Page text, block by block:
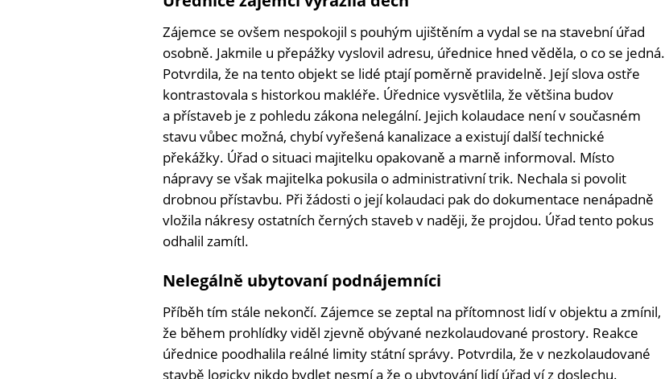
Zájemce se ovšem nespokojil s pouhým ujištěním a vydal se na stavební úřad
osobně. Jakmile u přepážky vyslovil adresu, úřednice hned věděla, o co se jedná.
Potvrdila, že na tento objekt se lidé ptají poměrně pravidelně. Její slova ostře
kontrastovala s historkou makléře. Úřednice vysvětlila, že většina budov
a přístaveb je z pohledu zákona nelegální. Jejich kolaudace není v současném
stavu vůbec možná, chybí vyřešená kanalizace a existují další technické
překážky. Úřad o situaci majitelku opakovaně a marně informoval. Místo
nápravy se však majitelka pokusila o administrativní trik. Nechala si povolit
drobnou přístavbu. Při žádosti o její kolaudaci pak do dokumentace nenápadně
vložila nákresy ostatních černých staveb v naději, že projdou. Úřad tento pokus
odhalil zamítl.
Nelegálně ubytovaní podnájemníci
Příběh tím stále nekončí. Zájemce se zeptal na přítomnost lidí v objektu a zmínil,
že během prohlídky viděl zjevně obývané nezkolaudované prostory. Reakce
úřednice poodhalila reálné limity státní správy. Potvrdila, že v nezkolaudované
stavbě logicky nikdo bydlet nesmí a že o ubytování lidí úřad ví z doslechu.